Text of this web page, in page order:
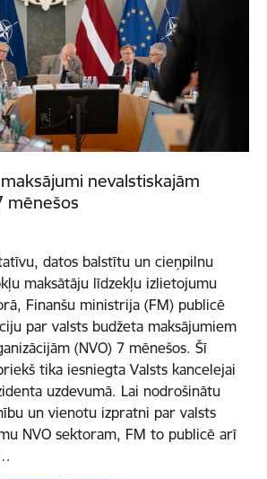
nevalstiskajām
mēnešos
datos balstītu un cieņpilnu
maksātāju līdzekļu izlietojumu
Finanšu ministrija (FM) publicē
par valsts budžeta maksājumiem
(NVO) 7 mēnešos. Šī
tika iesniegta Valsts kancelejai
uzdevumā. Lai nodrošinātu
un vienotu izpratni par valsts
NVO sektoram, FM to publicē arī